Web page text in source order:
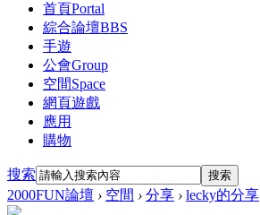
首頁Portal
綜合論壇BBS
手遊
公會Group
空間Space
網頁遊戲
應用
購物
搜索 搜索
2000FUN論壇 › 空間 › 分享 › lecky的分享